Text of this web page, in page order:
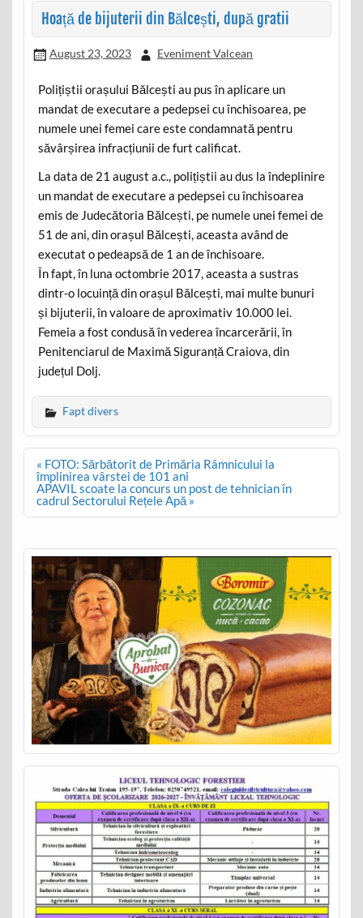
Hoață de bijuterii din Bălcești, după gratii
August 23, 2023 Eveniment Valcean
Polițiștii orașului Bălcești au pus în aplicare un
mandat de executare a pedepsei cu închisoarea, pe
numele unei femei care este condamnată pentru
săvârșirea infracțiunii de furt calificat.
La data de 21 august a.c., polițiștii au dus la îndeplinire
un mandat de executare a pedepsei cu închisoarea
emis de Judecătoria Bălcești, pe numele unei femei de
51 de ani, din orașul Bălcești, aceasta având de
executat o pedeapsă de 1 an de închisoare.
În fapt, în luna octombrie 2017, aceasta a sustras
dintr-o locuință din orașul Bălcești, mai multe bunuri
și bijuterii, în valoare de aproximativ 10.000 lei.
Femeia a fost condusă în vederea încarcerării, în
Penitenciarul de Maximă Siguranță Craiova, din
județul Dolj.
Fapt divers
Post
navigation
« FOTO: Sărbătorit de Primăria Râmnicului la
împlinirea vârstei de 101 ani
APAVIL scoate la concurs un post de tehnician în
cadrul Sectorului Rețele Apă »